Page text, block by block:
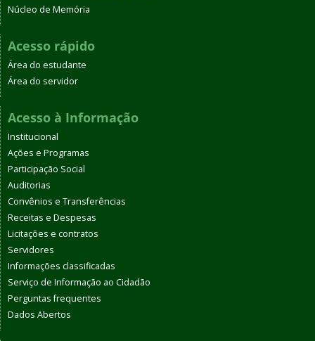
Núcleo de Memória
Acesso rápido
Área do estudante
Área do servidor
Acesso à Informação
Institucional
Ações e Programas
Participação Social
Auditorias
Convênios e Transferências
Receitas e Despesas
Licitações e contratos
Servidores
Informações classificadas
Serviço de Informação ao Cidadão
Perguntas frequentes
Dados Abertos